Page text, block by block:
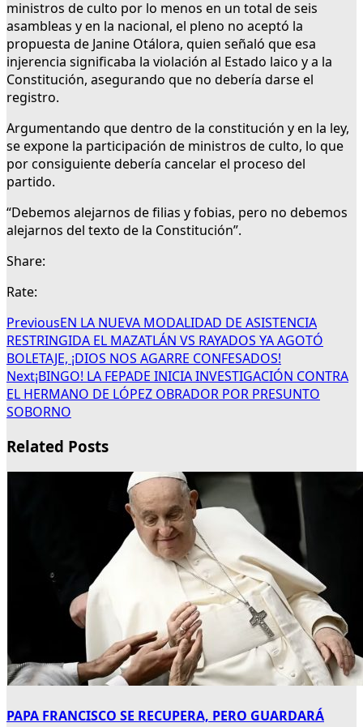
ministros de culto por lo menos en un total de seis
asambleas y en la nacional, el pleno no aceptó la
propuesta de Janine Otálora, quien señaló que esa
injerencia significaba la violación al Estado laico y a la
Constitución, asegurando que no debería darse el
registro.
Argumentando que dentro de la constitución y en la ley,
se expone la participación de ministros de culto, lo que
por consiguiente debería cancelar el proceso del
partido.
“Debemos alejarnos de filias y fobias, pero no debemos
alejarnos del texto de la Constitución”.
Share:
Rate:
PreviousEN LA NUEVA MODALIDAD DE ASISTENCIA
RESTRINGIDA EL MAZATLÁN VS RAYADOS YA AGOTÓ
BOLETAJE, ¡DIOS NOS AGARRE CONFESADOS!
Next¡BINGO! LA FEPADE INICIA INVESTIGACIÓN CONTRA
EL HERMANO DE LÓPEZ OBRADOR POR PRESUNTO
SOBORNO
Related Posts
PAPA FRANCISCO SE RECUPERA, PERO GUARDARÁ